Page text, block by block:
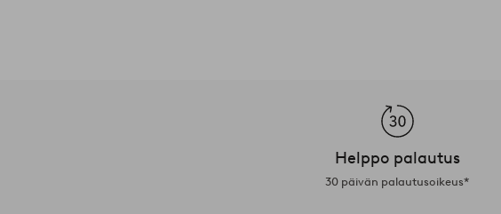
Helppo palautus
30 päivän palautusoikeus*